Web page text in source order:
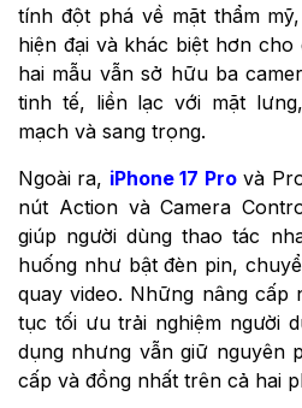
tính đột phá về mặt thẩm
hiện đại và khác biệt hơn cho
hai mẫu vẫn sở hữu ba
tinh tế, liền lạc với mặt
mạch và sang trọng.
Ngoài ra, iPhone 17 Provà
nút Action và Camera
giúp người dùng thao tác
huống như bật đèn pin,
quay video. Những nâng cấp
tục tối ưu trải nghiệm người
dụng nhưng vẫn giữ nguyên
cấp và đồng nhất trên cả hai